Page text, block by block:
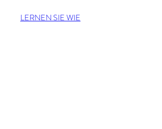
LERNEN SIE WIE